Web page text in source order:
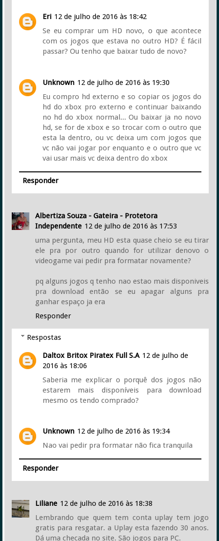
Eri 12 de julho de 2016 às 18:42
Se eu comprar um HD novo, o que acontece
com os jogos que estava no outro HD? É fácil
passar? Ou tenho que baixar tudo de novo?
Unknown 12 de julho de 2016 às 19:30
Eu compro hd externo e so copiar os jogos do
hd do xbox pro externo e continuar baixando
no hd do xbox normal... Ou baixar ja no novo
hd, se for de xbox e so trocar com o outro que
esta la dentro, ou vc deixa um com jogos que
vc não vai jogar por enquanto e o outro que vc
vai usar mais vc deixa dentro do xbox
Responder
Albertiza Souza - Gateira - Protetora
Independente 12 de julho de 2016 às 17:53
uma pergunta, meu HD esta quase cheio se eu tirar
ele pra por outro quando for utilizar denovo o
videogame vai pedir pra formatar novamente?
pq alguns jogos q tenho nao estao mais disponiveis
pra download então se eu apagar alguns pra
ganhar espaço ja era
Responder
Respostas
Daltox Britox Piratex Full S.A 12 de julho de
2016 às 18:06
Saberia me explicar o porquê dos jogos não
estarem mais disponíveis para download
mesmo os tendo comprado?
Unknown 12 de julho de 2016 às 19:34
Nao vai pedir pra formatar não fica tranquila
Responder
Liliane 12 de julho de 2016 às 18:38
Lembrando que quem tem conta uplay tem jogo
gratis para resgatar. a Uplay esta fazendo 30 anos.
Dá uma checada no site. São jogos para PC.